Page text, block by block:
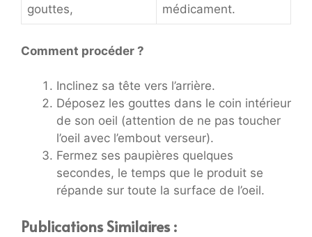
gouttes,
médicament.
Comment procéder ?
Inclinez sa tête vers l’arrière.
Déposez les gouttes dans le coin intérieur
de son oeil (attention de ne pas toucher
l’oeil avec l’embout verseur).
Fermez ses paupières quelques
secondes, le temps que le produit se
répande sur toute la surface de l’oeil.
Publications Similaires :